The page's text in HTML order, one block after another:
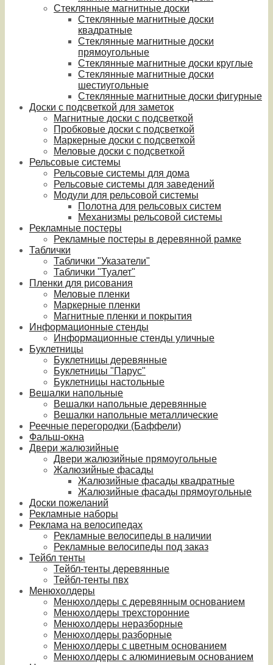
Стеклянные магнитные доски
Стеклянные магнитные доски
квадратные
Стеклянные магнитные доски
прямоугольные
Стеклянные магнитные доски круглые
Стеклянные магнитные доски
шестиугольные
Стеклянные магнитные доски фигурные
Доски с подсветкой для заметок
Магнитные доски с подсветкой
Пробковые доски с подсветкой
Маркерные доски с подсветкой
Меловые доски с подсветкой
Рельсовые системы
Рельсовые системы для дома
Рельсовые системы для заведений
Модули для рельсовой системы
Полотна для рельсовых систем
Механизмы рельсовой системы
Рекламные постеры
Рекламные постеры в деревянной рамке
Таблички
Таблички "Указатели"
Таблички "Туалет"
Пленки для рисования
Меловые пленки
Маркерные пленки
Магнитные пленки и покрытия
Информационные стенды
Информационные стенды уличные
Буклетницы
Буклетницы деревянные
Буклетницы "Парус"
Буклетницы настольные
Вешалки напольные
Вешалки напольные деревянные
Вешалки напольные металлические
Реечные перегородки (Баффели)
Фальш-окна
Двери жалюзийные
Двери жалюзийные прямоугольные
Жалюзийные фасады
Жалюзийные фасады квадратные
Жалюзийные фасады прямоугольные
Доски пожеланий
Рекламные наборы
Реклама на велосипедах
Рекламные велосипеды в наличии
Рекламные велосипеды под заказ
Тейбл тенты
Тейбл-тенты деревянные
Тейбл-тенты пвх
Менюхолдеры
Менюхолдеры с деревянным основанием
Менюхолдеры трехсторонние
Менюхолдеры неразборные
Менюхолдеры разборные
Менюхолдеры с цветным основанием
Менюхолдеры с алюминиевым основанием